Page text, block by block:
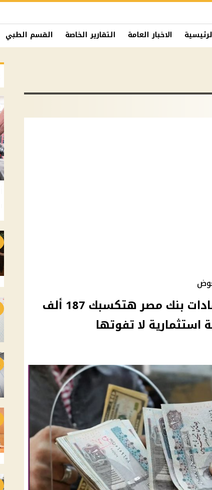
الاخبار العامة التقارير الخاصة القسم الطبي
معاك 250 ألف جنيه.. شهادات بنك مصر هتكسبك 187 ألف
لا تفوتها